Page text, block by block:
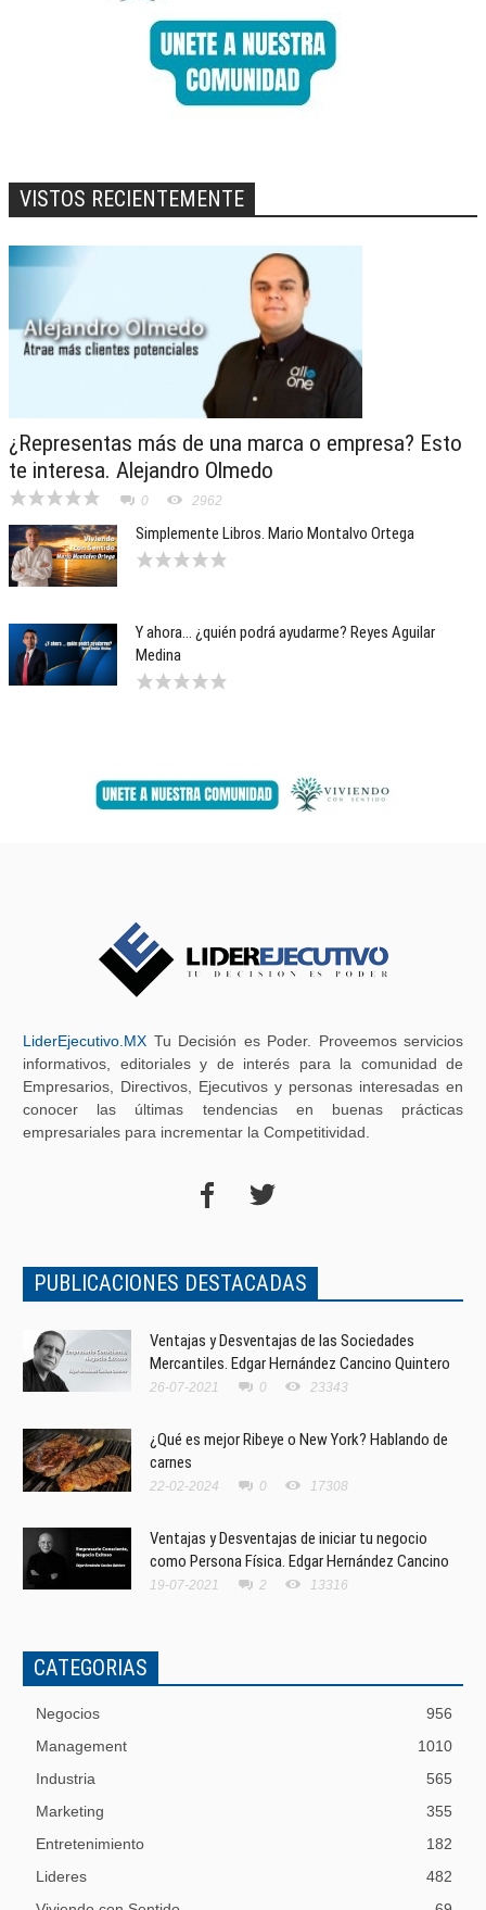
VISTOS RECIENTEMENTE
¿Representas más de una marca o empresa? Esto
te interesa. Alejandro Olmedo
0 2962
Simplemente Libros. Mario Montalvo Ortega
Y ahora… ¿quién podrá ayudarme? Reyes Aguilar
Medina
LiderEjecutivo.MX Tu Decisión es Poder. Proveemos servicios
informativos, editoriales y de interés para la comunidad de
Empresarios, Directivos, Ejecutivos y personas interesadas en
conocer las últimas tendencias en buenas prácticas
empresariales para incrementar la Competitividad.
PUBLICACIONES DESTACADAS
Ventajas y Desventajas de las Sociedades
Mercantiles. Edgar Hernández Cancino Quintero
26-07-2021 0 23343
¿Qué es mejor Ribeye o New York? Hablando de
carnes
22-02-2024 0 17308
Ventajas y Desventajas de iniciar tu negocio
como Persona Física. Edgar Hernández Cancino
19-07-2021 2 13316
CATEGORIAS
Negocios
956
Management
1010
Industria
565
Marketing
355
Entretenimiento
182
Lideres
482